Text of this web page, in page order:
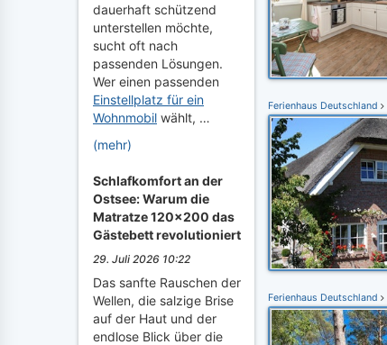
dauerhaft schützend
unterstellen möchte,
sucht oft nach
passenden Lösungen.
Wer einen passenden
Einstellplatz für ein
Wohnmobil wählt, …
(mehr)
Schlafkomfort an der
Ostsee: Warum die
Matratze 120x200 das
Gästebett revolutioniert
29. Juli 2026 10:22
Das sanfte Rauschen der
Wellen, die salzige Brise
auf der Haut und der
endlose Blick über die
Ferienhaus Deutschland
Ferienhaus Deutschland